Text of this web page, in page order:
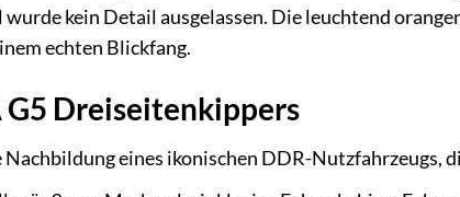
kein Detail ausgelassen. Die leuchtend
echten Blickfang.
Dreiseitenkippers
eines ikonischen DDR-Nutzfahrzeugs,